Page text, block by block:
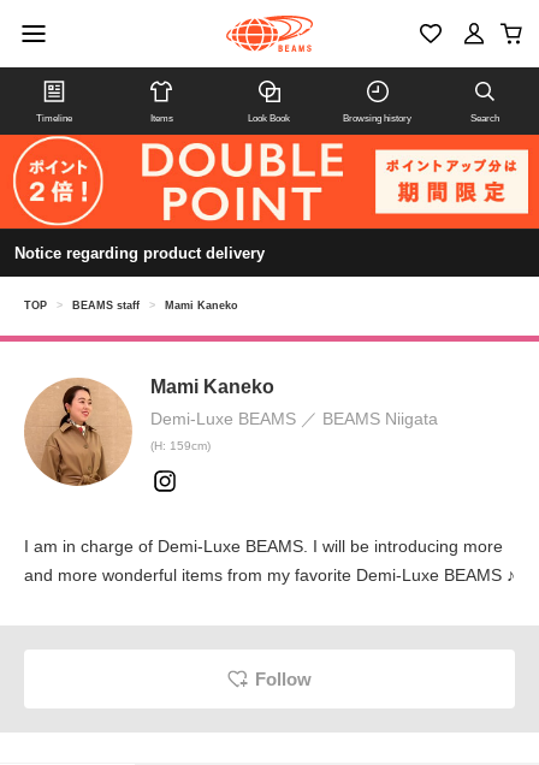
Timeline Items Look Book Browsing history Search
Notice regarding product delivery
TOP > BEAMS staff > Mami Kaneko
Mami Kaneko
Demi-Luxe BEAMS BEAMS Niigata
(H: 159cm)
I am in charge of Demi-Luxe BEAMS. I will be introducing more
and more wonderful items from my favorite Demi-Luxe BEAMS ♪
Follow